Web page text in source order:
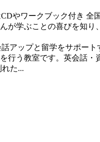
やワークブック付き 全
が学ぶことの喜びを知り
アップと留学をサポート
行う教室です。英会話・
た...